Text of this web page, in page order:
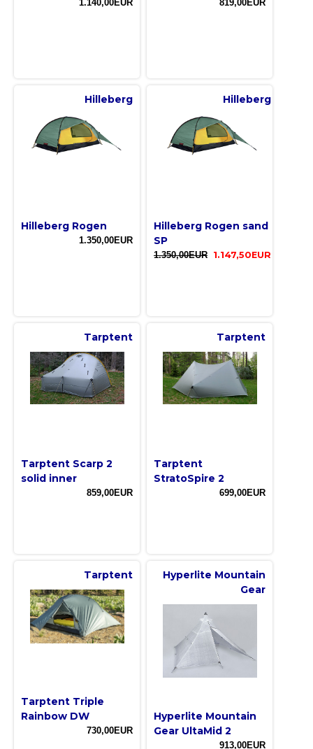
1.140,00EUR 819,00EUR
Hilleberg
Hilleberg Rogen
1.350,00EUR
Hilleberg
Hilleberg Rogen sand
SP
1.350,00EUR 1.147,50EUR
Tarptent
Tarptent Scarp 2
solid inner
859,00EUR
Tarptent
Tarptent
StratoSpire 2
699,00EUR
Tarptent
Tarptent Triple
Rainbow DW
730,00EUR
Hyperlite Mountain
Gear
Hyperlite Mountain
Gear UltaMid 2
913,00EUR